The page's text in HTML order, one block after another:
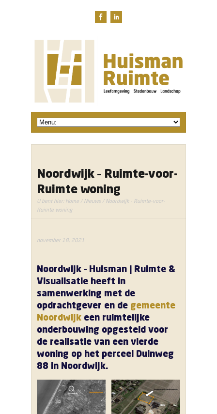
Noordwijk – Ruimte-voor-
Ruimte woning
U bent hier: Home / Nieuws/ Noordwijk - Ruimte-voor-
Ruimte woning
november 18, 2021
Noordwijk – Huisman | Ruimte &
Visualisatie heeft in
samenwerking met de
opdrachtgever en de gemeente
Noordwijk een ruimtelijke
onderbouwing opgesteld voor
de realisatie van een vierde
woning op het perceel Duinweg
88 in Noordwijk.